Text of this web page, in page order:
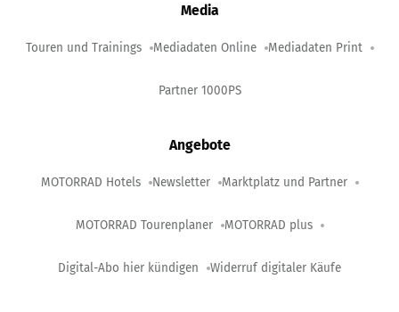
Media
Touren und Trainings Mediadaten Online Mediadaten Print
Partner 1000PS
Angebote
MOTORRAD Hotels Newsletter Marktplatz und Partner
MOTORRAD Tourenplaner MOTORRAD plus
Digital-Abo hier kündigen Widerruf digitaler Käufe